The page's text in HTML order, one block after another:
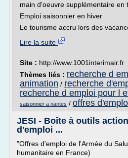
main d'oeuvre supplémentaire en
Emploi saisonnier en hiver
Le tourisme accru lors des
Lire la suite
Site : http://www.1001interimair.fr
Thèmes liés : recherche d
animation / recherche
recherche d emploi pour l
saisonnier a nantes / offres
JESI - Boîte à outils
d'emploi ...
"Offres d'emploi de l'Armée du
humanitaire en France)